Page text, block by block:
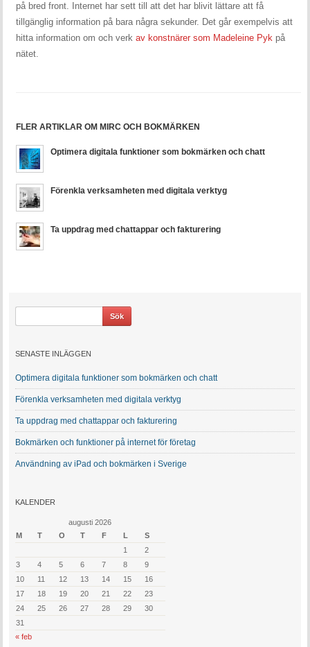
på bred front. Internet har sett till att det har blivit lättare att få
tillgänglig information på bara några sekunder. Det går exempelvis att
hitta information om och verkav konstnärer som Madeleine Pyk på
nätet.
FLER ARTIKLAR OM MIRC OCH BOKMÄRKEN
Optimera digitala funktioner som bokmärken och chatt
Förenkla verksamheten med digitala verktyg
Ta uppdrag med chattappar och fakturering
SENASTE INLÄGGEN
Optimera digitala funktioner som bokmärken och chatt
Förenkla verksamheten med digitala verktyg
Ta uppdrag med chattappar och fakturering
Bokmärken och funktioner på internet för företag
Användning av iPad och bokmärken i Sverige
KALENDER
augusti 2026
M
T O T F L
S
1
2
3
4 5 6 7 8
9
10
11 12 13 14 15
16
17
18 19 20 21 22
23
24
25 26 27 28 29
30
31
« feb